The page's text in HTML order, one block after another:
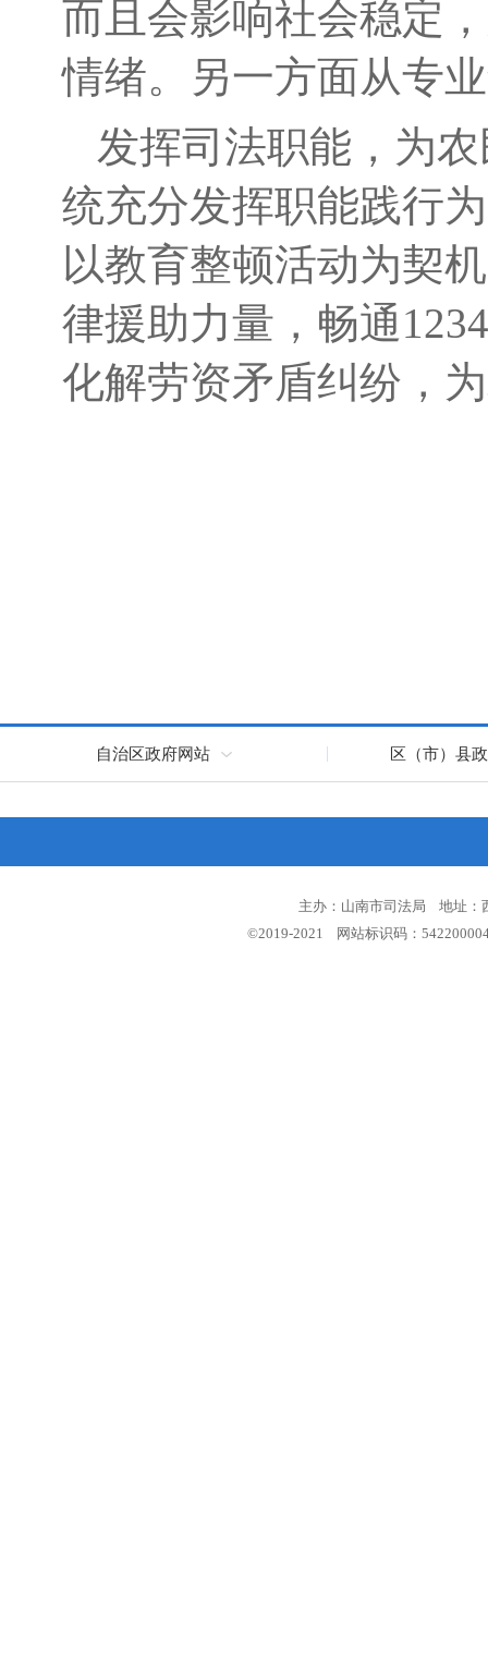
而且会影响社会稳定
情绪。另一方面从专
发挥司法职能，为
统充分发挥职能践行
以教育整顿活动为契
律援助力量，畅通
化解劳资矛盾纠纷，
自治区政府网站 区（市）县
主办：山南市司法局 地址：
©2019-2021 网站标识码：